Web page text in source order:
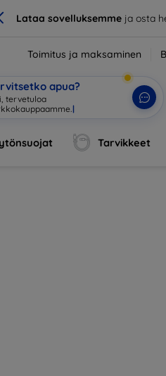
Lataa sovelluksemmeja osta
Toimitus ja maksaminen
apua?
tervetuloa verkkokaupp
Tarvikkeet